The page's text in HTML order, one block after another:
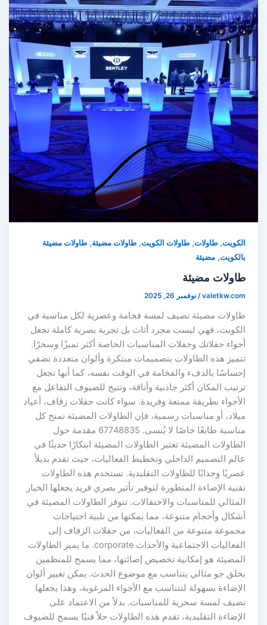
الكويت,طاولات,طاولات الكويت,طاولات مضيئة,طاولات مضيئة
بالكويت,مضيئة
طاولات مضيئة
valetkw.com
/نوفمبر 26, 2025
طاولات مضيئة تضيف لمسة فخامة وعصرية لكل مناسبة في
الكويت، فهي ليست مجرد أثاث بل تجربة بصرية كاملة تجعل
أجواء حفلاتك وحفلات المناسبات الخاصة أكثر تميزًا وسحرًا.
تتميز هذه الطاولات بتصميمات مبتكرة وألوان متعددة تضفي
إحساسًا بالدفء والفخامة في الوقت نفسه، كما أنها تجعل
ترتيب المكان أكثر جاذبية وأناقة، وتتيح للضيوف التفاعل مع
الأجواء بطريقة ممتعة وفريدة. سواء كانت حفلات زفاف، أعياد
ميلاد، أو مناسبات رسمية، فإن الطاولات المضيئة تمنح كل
مناسبة طابعًا خاصًا لا يُنسى. 67748835 مقدمة حول
الطاولات المضيئة تعتبر الطاولات المضيئة ابتكارًا حديثًا في
عالم التصميم الداخلي وتخطيط الفعاليات، حيث تقدم بديلاً
عصريًا وجذابًا للطاولات التقليدية. تستخدم هذه الطاولات
تقنية الإضاءة المتطورة لتوفير تأثير بصري فريد يجعلها الخيار
المثالي للمناسبات والاحتفالات. تتوفر الطاولات المضيئة في
أشكال وأحجام متنوعة، مما يمكنها من تلبية احتياجات
مجموعة متنوعة من الفعاليات، من حفلات الزفاف إلى
الفعاليات الاجتماعية والأحداث corporate. ما يميز الطاولات
المضيئة هو إمكانية تخصيص إضائتها، مما يسمح للمنظمين
بخلق جو مثالي يتناسب مع موضوع الحدث. يمكن تغيير ألوان
الإضاءة بسهولة لتتناسب مع الأجواء المرغوبة، وهذا يجعلها
تضيف لمسة سحرية للمناسبات. بدلاً من الاعتماد على
الإضاءة التقليدية، تقدم هذه الطاولات حلاً فنيًا يسمح للضيوف